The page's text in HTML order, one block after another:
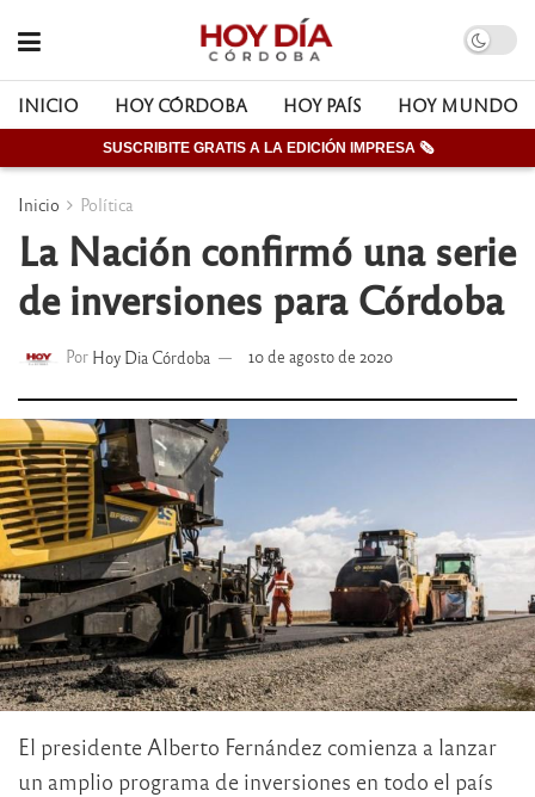
INICIO HOY CÓRDOBA HOY PAÍS HOY MUNDO
SUSCRIBITE GRATIS A LA EDICIÓN IMPRESA 🗞
Inicio Política
La Nación confirmó una serie
de inversiones para Córdoba
Por Hoy Dia Córdoba 10 de agosto de 2020
El presidente Alberto Fernández comienza a lanzar
un amplio programa de inversiones en todo el país